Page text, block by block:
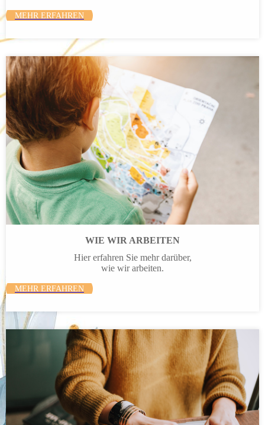
MEHR ERFAHREN
WIE WIR ARBEITEN
Hier erfahren Sie mehr darüber,
wie wir arbeiten.
MEHR ERFAHREN